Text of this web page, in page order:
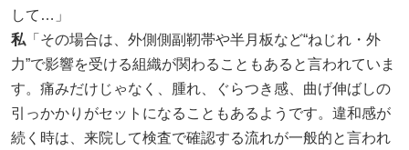
して…」
私「その場合は、外側側副靭帯や半月板など“ねじれ・外
力”で影響を受ける組織が関わることもあると言われていま
す。痛みだけじゃなく、腫れ、ぐらつき感、曲げ伸ばしの
引っかかりがセットになることもあるようです。違和感が
続く時は、来院して検査で確認する流れが一般的と言われ